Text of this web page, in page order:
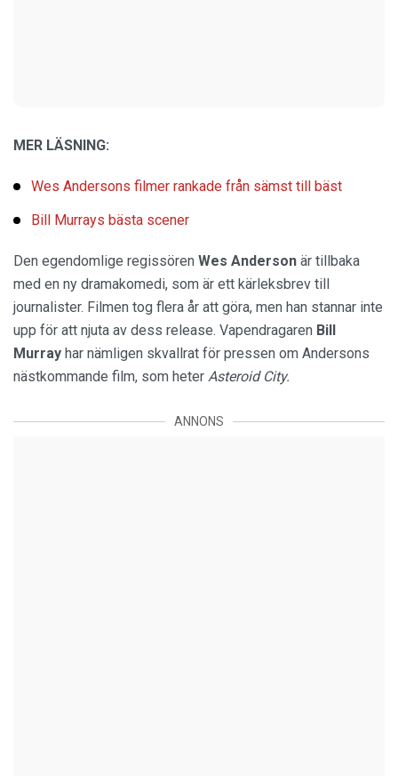
MER LÄSNING:
Wes Andersons filmer rankade från sämst till bäst
Bill Murrays bästa scener
Den egendomlige regissören Wes Anderson är tillbaka
med en ny dramakomedi, som är ett kärleksbrev till
journalister. Filmen tog flera år att göra, men han stannar inte
upp för att njuta av dess release. Vapendragaren Bill
Murray har nämligen skvallrat för pressen om Andersons
nästkommande film, som heter Asteroid City.
ANNONS